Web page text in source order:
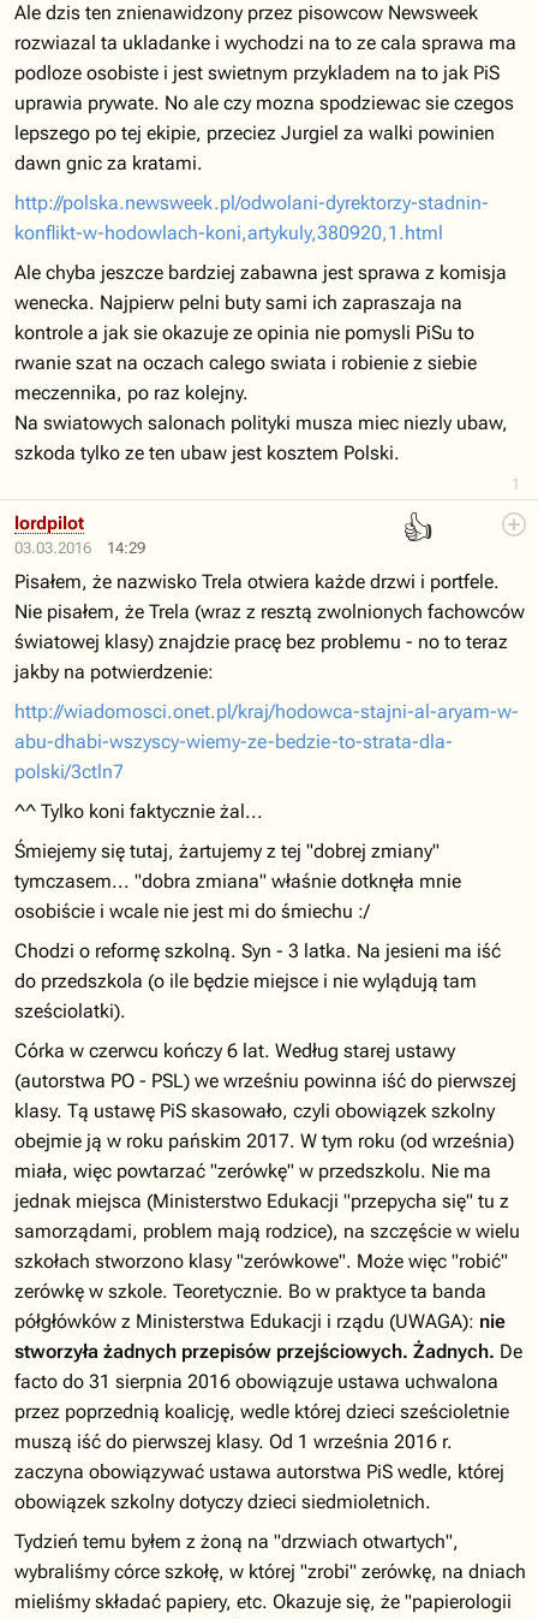
1
Ale dzis ten znienawidzony przez pisowcow Newsweek
rozwiazal ta ukladanke i wychodzi na to ze cala sprawa ma
podloze osobiste i jest swietnym przykladem na to jak PiS
uprawia prywate. No ale czy mozna spodziewac sie czegos
lepszego po tej ekipie, przeciez Jurgiel za walki powinien
dawn gnic za kratami.
http://polska.newsweek.pl/odwolani-dyrektorzy-stadnin-
konflikt-w-hodowlach-koni,artykuly,380920,1.html
Ale chyba jeszcze bardziej zabawna jest sprawa z komisja
wenecka. Najpierw pelni buty sami ich zapraszaja na
kontrole a jak sie okazuje ze opinia nie pomysli PiSu to
rwanie szat na oczach calego swiata i robienie z siebie
meczennika, po raz kolejny.
Na swiatowych salonach polityki musza miec niezly ubaw,
szkoda tylko ze ten ubaw jest kosztem Polski.
03.03.2016 14:29
👍
lordpilot
Pisałem, że nazwisko Trela otwiera każde drzwi i portfele.
Nie pisałem, że Trela (wraz z resztą zwolnionych fachowców
światowej klasy) znajdzie pracę bez problemu - no to teraz
jakby na potwierdzenie:
http://wiadomosci.onet.pl/kraj/hodowca-stajni-al-aryam-w-
abu-dhabi-wszyscy-wiemy-ze-bedzie-to-strata-dla-
polski/3ctln7
^^ Tylko koni faktycznie żal...
Śmiejemy się tutaj, żartujemy z tej "dobrej zmiany"
tymczasem... "dobra zmiana" właśnie dotknęła mnie
osobiście i wcale nie jest mi do śmiechu :/
Chodzi o reformę szkolną. Syn - 3 latka. Na jesieni ma iść
do przedszkola (o ile będzie miejsce i nie wylądują tam
sześciolatki).
Córka w czerwcu kończy 6 lat. Według starej ustawy
(autorstwa PO - PSL) we wrześniu powinna iść do pierwszej
klasy. Tą ustawę PiS skasowało, czyli obowiązek szkolny
obejmie ją w roku pańskim 2017. W tym roku (od września)
miała, więc powtarzać "zerówkę" w przedszkolu. Nie ma
jednak miejsca (Ministerstwo Edukacji "przepycha się" tu z
samorządami, problem mają rodzice), na szczęście w wielu
szkołach stworzono klasy "zerówkowe". Może więc "robić"
zerówkę w szkole. Teoretycznie. Bo w praktyce ta banda
półgłówków z Ministerstwa Edukacji i rządu (UWAGA): nie
stworzyła żadnych przepisów przejściowych. Żadnych. De
facto do 31 sierpnia 2016 obowiązuje ustawa uchwalona
przez poprzednią koalicję, wedle której dzieci sześcioletnie
muszą iść do pierwszej klasy. Od 1 września 2016 r.
zaczyna obowiązywać ustawa autorstwa PiS wedle, której
obowiązek szkolny dotyczy dzieci siedmioletnich.
Tydzień temu byłem z żoną na "drzwiach otwartych",
wybraliśmy córce szkołę, w której "zrobi" zerówkę, na dniach
mieliśmy składać papiery, etc. Okazuje się, że "papierologii